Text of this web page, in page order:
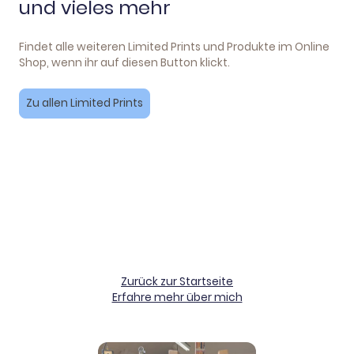
und vieles mehr
Findet alle weiteren Limited Prints und Produkte im Online
Shop, wenn ihr auf diesen Button klickt.
Zu allen Limited Prints
Zurück zur Startseite
Erfahre mehr über mich